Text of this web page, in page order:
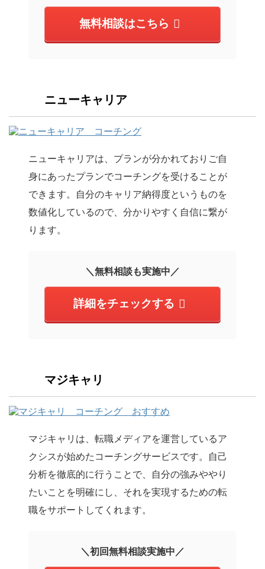
無料相談はこちら
ニューキャリア
ニューキャリアは、プランが分かれておりご自
身にあったプランでコーチングを受けることが
できます。自分のキャリア納得度というものを
数値化しているので、分かりやすく自信に繋が
ります。
＼無料相談も実施中／
詳細をチェックする
マジキャリ
マジキャリは、転職メディアを運営しているア
クシスが始めたコーチングサービスです。自己
分析を徹底的に行うことで、自分の強みややり
たいことを明確にし、それを実現するための転
職をサポートしてくれます。
＼初回無料相談実施中／